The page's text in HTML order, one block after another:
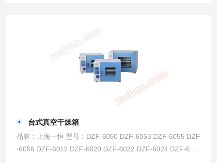
台式真空干燥箱
品牌：上海一恒 型号：DZF-6050 DZF-6053 DZF-6055 DZF
-6056 DZF-6012 DZF-6020 DZF-6022 DZF-6024 DZF-602